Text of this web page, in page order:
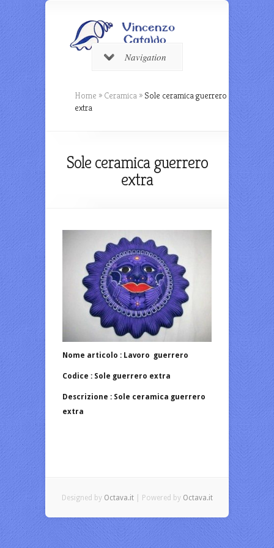
Navigation
Home » Ceramica » Sole ceramica guerrero
extra
Sole ceramica guerrero
extra
Nome articolo : Lavoro guerrero
Codice : Sole guerrero extra
Descrizione : Sole ceramica guerrero
extra
Designed by Octava.it| Powered by Octava.it